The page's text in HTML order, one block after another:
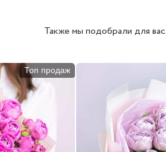
Также мы подобрали для
Топ продаж